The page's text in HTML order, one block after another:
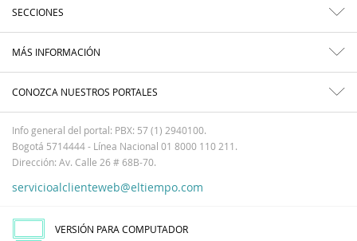
SECCIONES
MÁS INFORMACIÓN
CONOZCA NUESTROS PORTALES
Info general del portal: PBX: 57 (1) 2940100.
Bogotá 5714444 - Línea Nacional 01 8000 110 211.
Dirección: Av. Calle 26 # 68B-70.
servicioalclienteweb@eltiempo.com
VERSIÓN PARA COMPUTADOR